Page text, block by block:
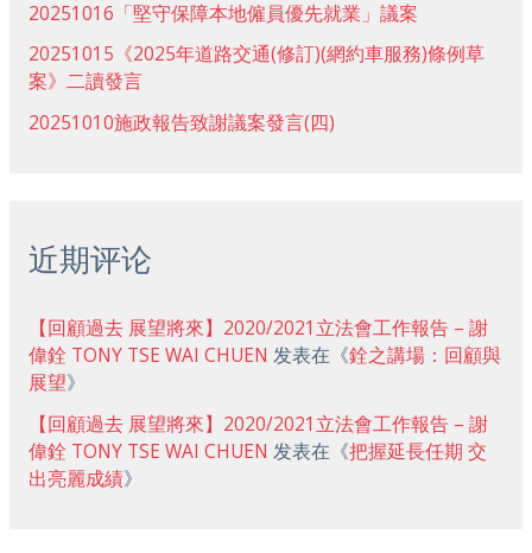
20251016「堅守保障本地僱員優先就業」議案
20251015《2025年道路交通(修訂)(網約車服務)條例草
案》二讀發言
20251010施政報告致謝議案發言(四)
近期评论
【回顧過去 展望將來】2020/2021立法會工作報告 – 謝
偉銓 TONY TSE WAI CHUEN 发表在《銓之講場：回顧與
展望》
【回顧過去 展望將來】2020/2021立法會工作報告 – 謝
偉銓 TONY TSE WAI CHUEN 发表在《把握延長任期 交
出亮麗成績》